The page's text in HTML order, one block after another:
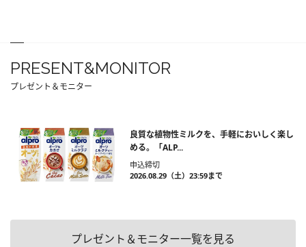
PRESENT&MONITOR
プレゼント＆モニター
良質な植物性ミルクを、手軽においしく楽し
める。「ALP...
申込締切
2026.08.29（土）23:59まで
プレゼント＆モニター一覧を見る